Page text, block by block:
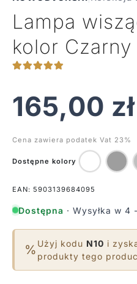
Lampa
kolor
165,00 zł
Cena zawiera podatek Vat 23%
Dostępne kolory
EAN: 5903139684095
Dostępna · Wysyłka w
% Użyj kodu N10 i
produkty tego